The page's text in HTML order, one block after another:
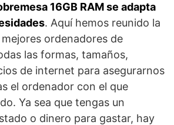
16GB RAM se adapta
. Aquí hemos reunido la
ordenadores de
las formas, tamaños,
de internet para asegurarnos
el ordenador con el que
Ya sea que tengas un
o dinero para gastar, hay